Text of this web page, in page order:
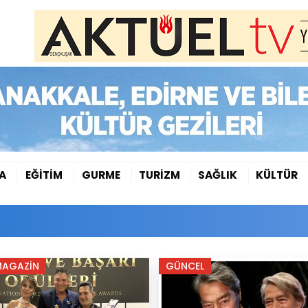
EĞİTİM GURME TURİZM SAĞLIK KÜLTÜR
GÜNCEL